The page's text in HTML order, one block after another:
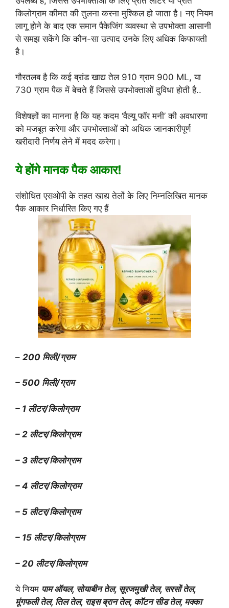
किलोग्राम कीमत की तुलना करना मुश्किल हो जाता है। नए नियम
लागू होने के बाद एक समान पैकेजिंग व्यवस्था से उपभोक्ता आसानी
से समझ सकेंगे कि कौन-सा उत्पाद उनके लिए अधिक किफायती
है।
गौरतलब है कि कई ब्रांड खाद्य तेल 910 ग्राम 900 ML, या
730 ग्राम पैक में बेचते हैं जिससे उपभोक्ताओं दुविधा होती है..
विशेषज्ञों का मानना है कि यह कदम ‘वैल्यू फॉर मनी’ की अवधारणा
को मजबूत करेगा और उपभोक्ताओं को अधिक जानकारीपूर्ण
खरीदारी निर्णय लेने में मदद करेगा।
ये होंगे मानक पैक आकार!
संशोधित एसओपी के तहत खाद्य तेलों के लिए निम्नलिखित मानक
पैक आकार निर्धारित किए गए हैं
– 200 मिली/ग्राम
– 500 मिली/ग्राम
– 1 लीटर/किलोग्राम
– 2 लीटर/किलोग्राम
– 3 लीटर/किलोग्राम
– 4 लीटर/किलोग्राम
– 5 लीटर/किलोग्राम
– 15 लीटर/किलोग्राम
– 20 लीटर/किलोग्राम
ये नियम पाम ऑयल, सोयाबीन तेल, सूरजमुखी तेल, सरसों तेल,
मूंगफली तेल, तिल तेल, राइस ब्रान तेल, कॉटन सीड तेल, मक्का